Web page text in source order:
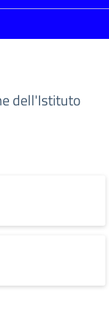
dell'Istituto